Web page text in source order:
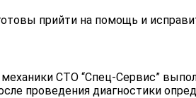
прийти на помощь и
СТО “Спец-Сервис”
проведения диагностики